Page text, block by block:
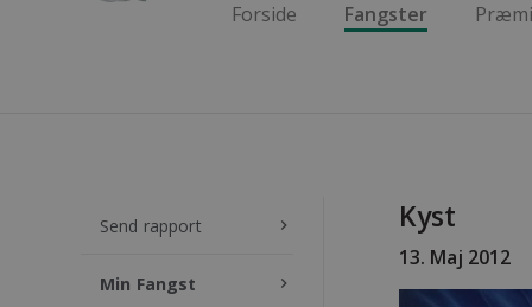
Forside Fangster
Send rapport keyboard_arrow_right
Min Fangst keyboard_arrow_right
Kyst
13. Maj 2012